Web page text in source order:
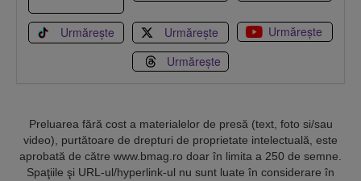
Urmărește Urmărește
Urmărește
Urmărește
Preluarea fără cost a materialelor de presă (text, foto si/sau
video), purtătoare de drepturi de proprietate intelectuală, este
aprobată de către www.bmag.ro doar în limita a 250 de semne.
Spaţiile şi URL-ul/hyperlink-ul nu sunt luate în considerare în